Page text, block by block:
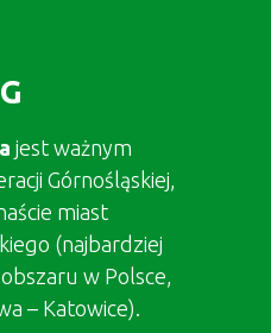
jest ważnym
Górnośląskiej,
miast
(najbardziej
w Polsce,
– Katowice).